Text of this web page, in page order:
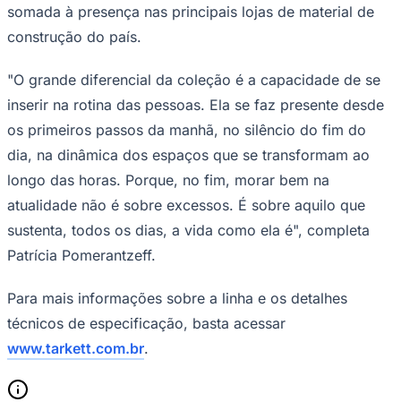
somada à presença nas principais lojas de material de
construção do país.
"O grande diferencial da coleção é a capacidade de se
inserir na rotina das pessoas. Ela se faz presente desde
os primeiros passos da manhã, no silêncio do fim do
dia, na dinâmica dos espaços que se transformam ao
longo das horas. Porque, no fim, morar bem na
atualidade não é sobre excessos. É sobre aquilo que
sustenta, todos os dias, a vida como ela é", completa
Patrícia Pomerantzeff.
Para mais informações sobre a linha e os detalhes
técnicos de especificação, basta acessar
www.tarkett.com.br.